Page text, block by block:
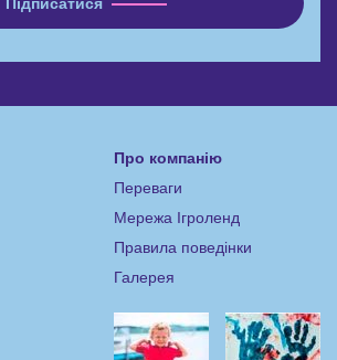
Про компанію
Переваги
Мережа Ігроленд
Правила поведінки
Галерея